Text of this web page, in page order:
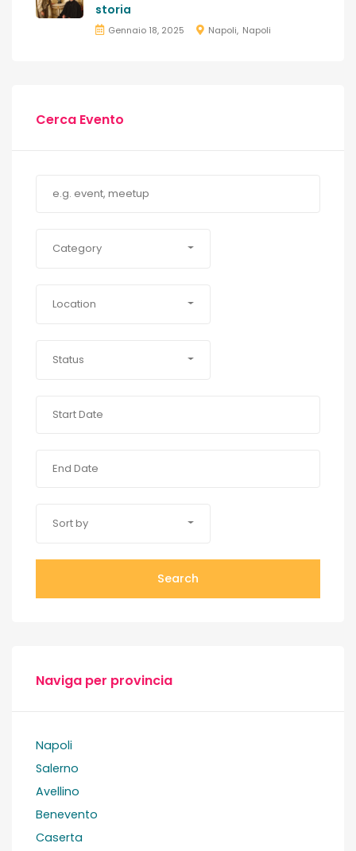
storia
Gennaio 18, 2025 Napoli Napoli
Cerca Evento
Category
Location
Status
Sort by
Search
Naviga per provincia
Napoli
Salerno
Avellino
Benevento
Caserta